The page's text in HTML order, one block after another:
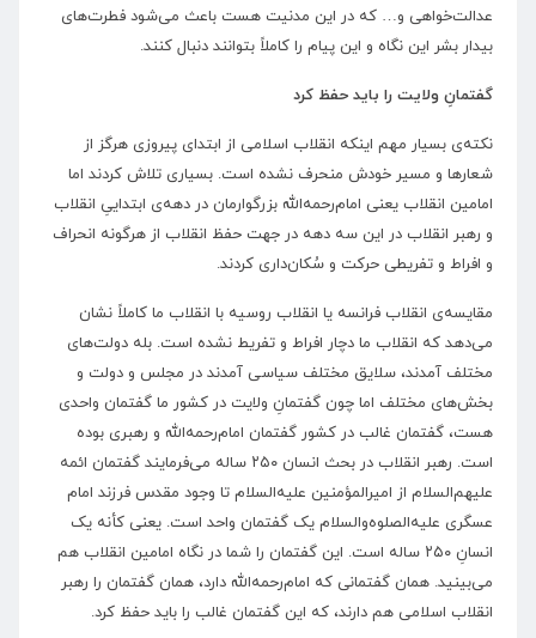
عدالت‌خواهی و… که در این مدنیت هست باعث می‌شود فطرت‌های
بیدار بشر این نگاه و این پیام را کاملاً بتوانند دنبال کنند.
گفتمانِ ولایت را باید حفظ کرد
نکته‌ی بسیار مهم اینکه انقلاب اسلامی از ابتدای پیروزی هرگز از
شعارها و مسیر خودش منحرف نشده است. بسیاری تلاش کردند اما
امامین انقلاب یعنی امام‌رحمه‌الله بزرگوارمان در دهه‌ی ابتداییِ انقلاب
و رهبر انقلاب در این سه دهه در جهت حفظ انقلاب از هرگونه انحراف
و افراط و تفریطی حرکت و سُکان‌داری کردند.
مقایسه‌ی انقلاب فرانسه یا انقلاب روسیه با انقلاب ما کاملاً نشان
می‌دهد که انقلاب ما دچار افراط و تفریط نشده است. بله دولت‌های
مختلف آمدند، سلایق مختلف سیاسی آمدند در مجلس و دولت و
بخش‌های مختلف اما چون گفتمانِ ولایت در کشور ما گفتمان واحدی
هست، گفتمان غالب در کشور گفتمان امام‌رحمه‌الله و رهبری بوده
است. رهبر انقلاب در بحث انسان ۲۵۰ ساله می‌فرمایند گفتمان ائمه
علیهم‌السلام از امیرالمؤمنین علیه‌السلام تا وجود مقدس فرزند امام
عسگری علیه‌الصلوه‌والسلام یک گفتمان واحد است. یعنی کأنه یک
انسانِ ۲۵۰ ساله است. این گفتمان را شما در نگاه امامین انقلاب هم
می‌بینید. همان گفتمانی که امام‌رحمه‌الله دارد، همان گفتمان را رهبر
انقلاب اسلامی هم دارند، که این گفتمان غالب را باید حفظ کرد.